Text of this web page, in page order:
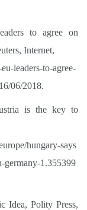
to agree on
Internet,
leaders-to-agree-
16/06/2018.
is the key to
hungary-says
germany-1.355399
Idea, Polity Press,